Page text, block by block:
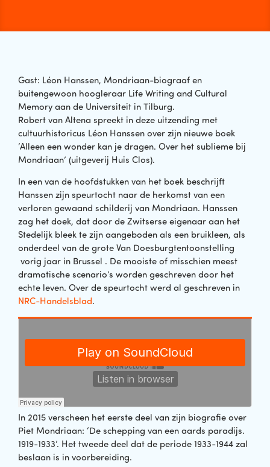
Gast: Léon Hanssen, Mondriaan-biograaf en
buitengewoon hoogleraar Life Writing and Cultural
Memory aan de Universiteit in Tilburg.
Robert van Altena spreekt in deze uitzending met
cultuurhistoricus Léon Hanssen over zijn nieuwe boek
‘Alleen een wonder kan je dragen. Over het sublieme bij
Mondriaan’ (uitgeverij Huis Clos).
In een van de hoofdstukken van het boek beschrijft
Hanssen zijn speurtocht naar de herkomst van een
verloren gewaand schilderij van Mondriaan. Hanssen
zag het doek, dat door de Zwitserse eigenaar aan het
Stedelijk bleek te zijn aangeboden als een bruikleen, als
onderdeel van de grote Van Doesburgtentoonstelling
vorig jaar in Brussel . De mooiste of misschien meest
dramatische scenario’s worden geschreven door het
echte leven. Over de speurtocht werd al geschreven in
NRC-Handelsblad.
In 2015 verscheen het eerste deel van zijn biografie over
Piet Mondriaan: ‘De schepping van een aards paradijs.
1919-1933’. Het tweede deel dat de periode 1933-1944 zal
beslaan is in voorbereiding.